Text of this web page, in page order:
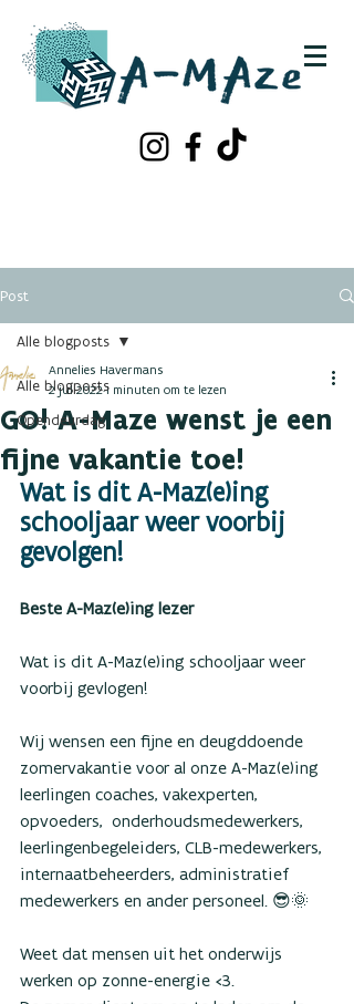
Post
Alle blogposts
Opendeurdag
Alle blogposts
GO! A-Maze wenst je een
fijne vakantie toe!
Annelies Havermans
2 jul 20221 minuten om te lezen
Wat is dit A-Maz(e)ing
schooljaar weer voorbij
gevolgen!
Beste A-Maz(e)ing lezer
Wat is dit A-Maz(e)ing schooljaar weer
voorbij gevlogen!
Wij wensen een fijne en deugddoende
zomervakantie voor al onze A-Maz(e)ing
leerlingen coaches, vakexperten,
opvoeders,  onderhoudsmedewerkers,
leerlingenbegeleiders, CLB-medewerkers,
internaatbeheerders, administratief
medewerkers en ander personeel. 😎🌞
Weet dat mensen uit het onderwijs
werken op zonne-energie <3.